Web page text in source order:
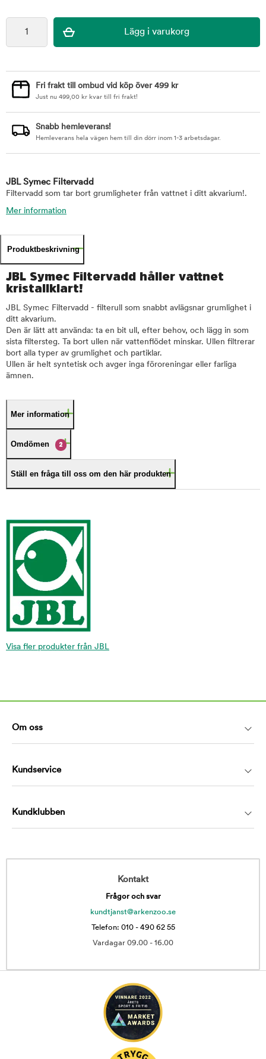
Fri frakt till ombud vid köp över 499 kr
Just nu 499,00 kr kvar till fri frakt!
Snabb hemleverans!
Hemleverans hela vägen hem till din dörr inom 1-3 arbetsdagar.
JBL Symec Filtervadd
Filtervadd som tar bort grumligheter från vattnet i ditt akvarium!.
Mer information
Produktbeskrivning
JBL Symec Filtervadd håller vattnet
kristallklart!
JBL Symec Filtervadd - filterull som snabbt avlägsnar grumlighet i
ditt akvarium.
Den är lätt att använda: ta en bit ull, efter behov, och lägg in som
sista filtersteg. Ta bort ullen när vattenflödet minskar. Ullen filtrerar
bort alla typer av grumlighet och partiklar.
Ullen är helt syntetisk och avger inga föroreningar eller farliga
ämnen.
Mer information
Omdömen 2
Ställ en fråga till oss om den här produkten
Visa fler produkter från JBL
Om oss
Kundservice
Kundklubben
Kontakt
Frågor och svar
kundtjanst@arkenzoo.se
Telefon: 010 - 490 62 55
Vardagar 09.00 - 16.00